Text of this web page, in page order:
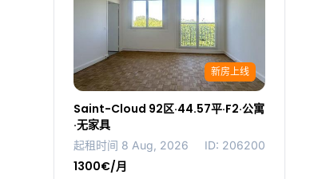
新房上线
Saint-Cloud 92区·44.57平·F2·公寓
·无家具
起租时间 8 Aug, 2026 ID: 206200
1300€/月